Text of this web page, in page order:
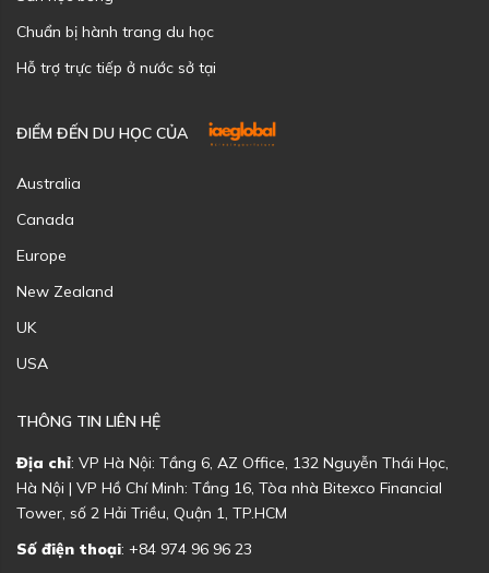
Chuẩn bị hành trang du học
Hỗ trợ trực tiếp ở nước sở tại
ĐIỂM ĐẾN DU HỌC CỦA
Australia
Canada
Europe
New Zealand
UK
USA
THÔNG TIN LIÊN HỆ
Địa chỉ: VP Hà Nội: Tầng 6, AZ Office, 132 Nguyễn Thái Học,
Hà Nội | VP Hồ Chí Minh: Tầng 16, Tòa nhà Bitexco Financial
Tower, số 2 Hải Triều, Quận 1, TP.HCM
Số điện thoại: +84 974 96 96 23